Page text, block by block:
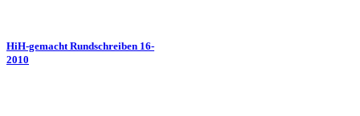
HiH-gemacht Rundschreiben 16-
2010